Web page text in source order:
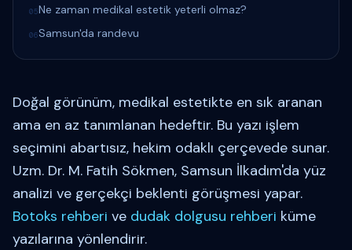
05Ne zaman medikal estetik yeterli olmaz?
06Samsun'da randevu
Doğal görünüm, medikal estetikte en sık aranan
ama en az tanımlanan hedeftir. Bu yazı işlem
seçimini abartısız, hekim odaklı çerçevede sunar.
Uzm. Dr. M. Fatih Sökmen, Samsun İlkadım'da yüz
analizi ve gerçekçi beklenti görüşmesi yapar.
Botoks rehberi ve dudak dolgusu rehberi küme
yazılarına yönlendirir.